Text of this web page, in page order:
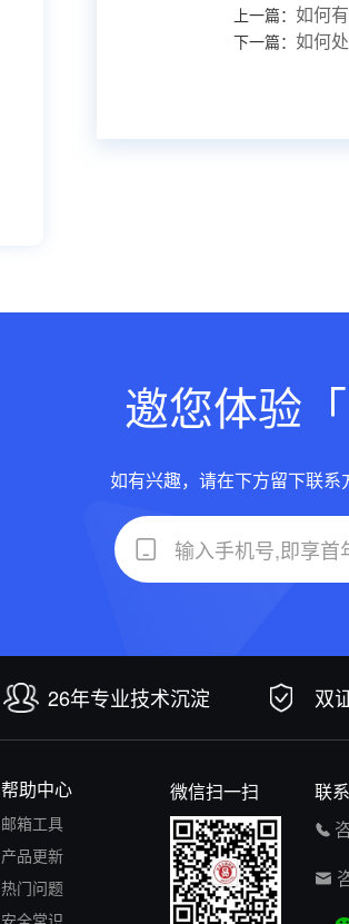
上一篇： 如何
下一篇： 如何
邀您体验
如有兴趣，请在下方留下联
26年专业技术沉淀 双
帮助中心
邮箱工具
产品更新
热门问题
微信扫一扫
联